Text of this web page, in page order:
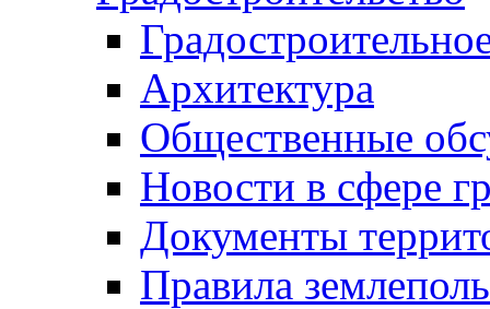
Архитектура
Общественные
Новости в сфере
Документы
Правила